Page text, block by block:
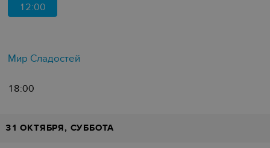
12:00
Мир Сладостей
18:00
31 ОКТЯБРЯ, СУББОТА